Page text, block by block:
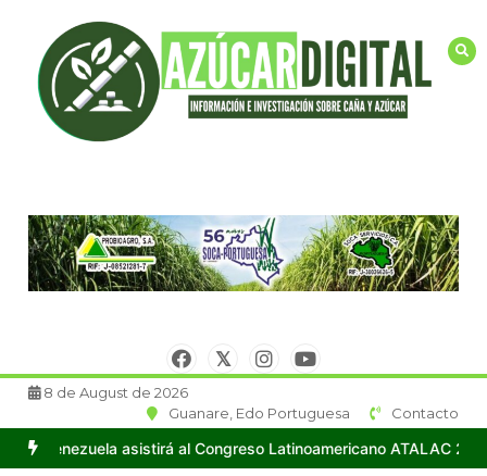
contenido
8 de August de 2026
Guanare, Edo Portuguesa
Contacto
Importante delegación de técnicos y cañicultores de Venezuela